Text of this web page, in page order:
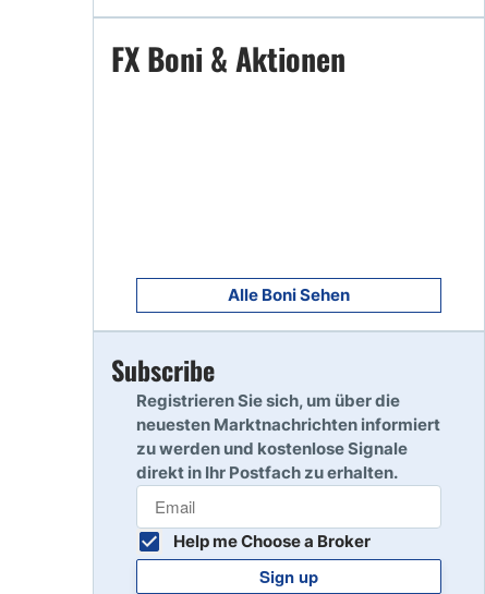
7
10
FX Boni & Aktionen
Alle Boni Sehen
Subscribe
Registrieren Sie sich, um über die
neuesten Marktnachrichten informiert
zu werden und kostenlose Signale
direkt in Ihr Postfach zu erhalten.
Help me Choose a Broker
Sign up